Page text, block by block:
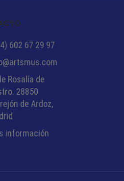
602 67 29 97
Rosalía de
28850
de Ardoz,
información